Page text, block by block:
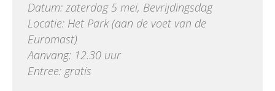
Datum: zaterdag 5 mei, Bevrijdingsdag
Locatie: Het Park (aan de voet van de
Euromast)
Aanvang: 12.30 uur
Entree: gratis